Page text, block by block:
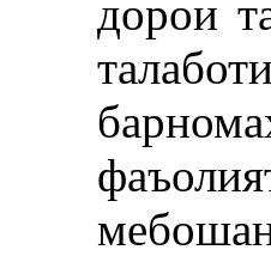
дорои